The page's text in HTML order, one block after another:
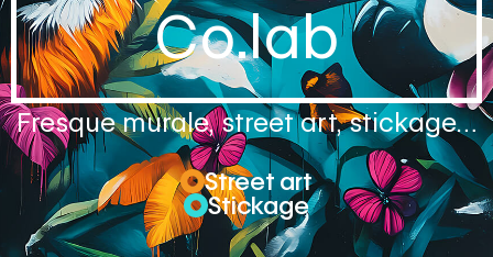
Co.lab
Fresque murale, street art, stickage…
Street art
Stickage